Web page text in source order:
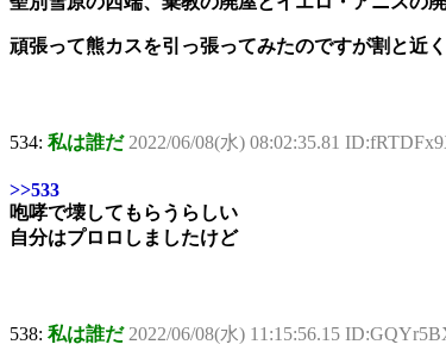
頑張って熊カスを引っ張ってみたのですが割と近
534: 私は誰だ 2022/06/08(水) 08:02:35.81
>>533
咆哮で壊してもらうらしい
自分はプロロしましたけど
538: 私は誰だ 2022/06/08(水) 11:15:56.15